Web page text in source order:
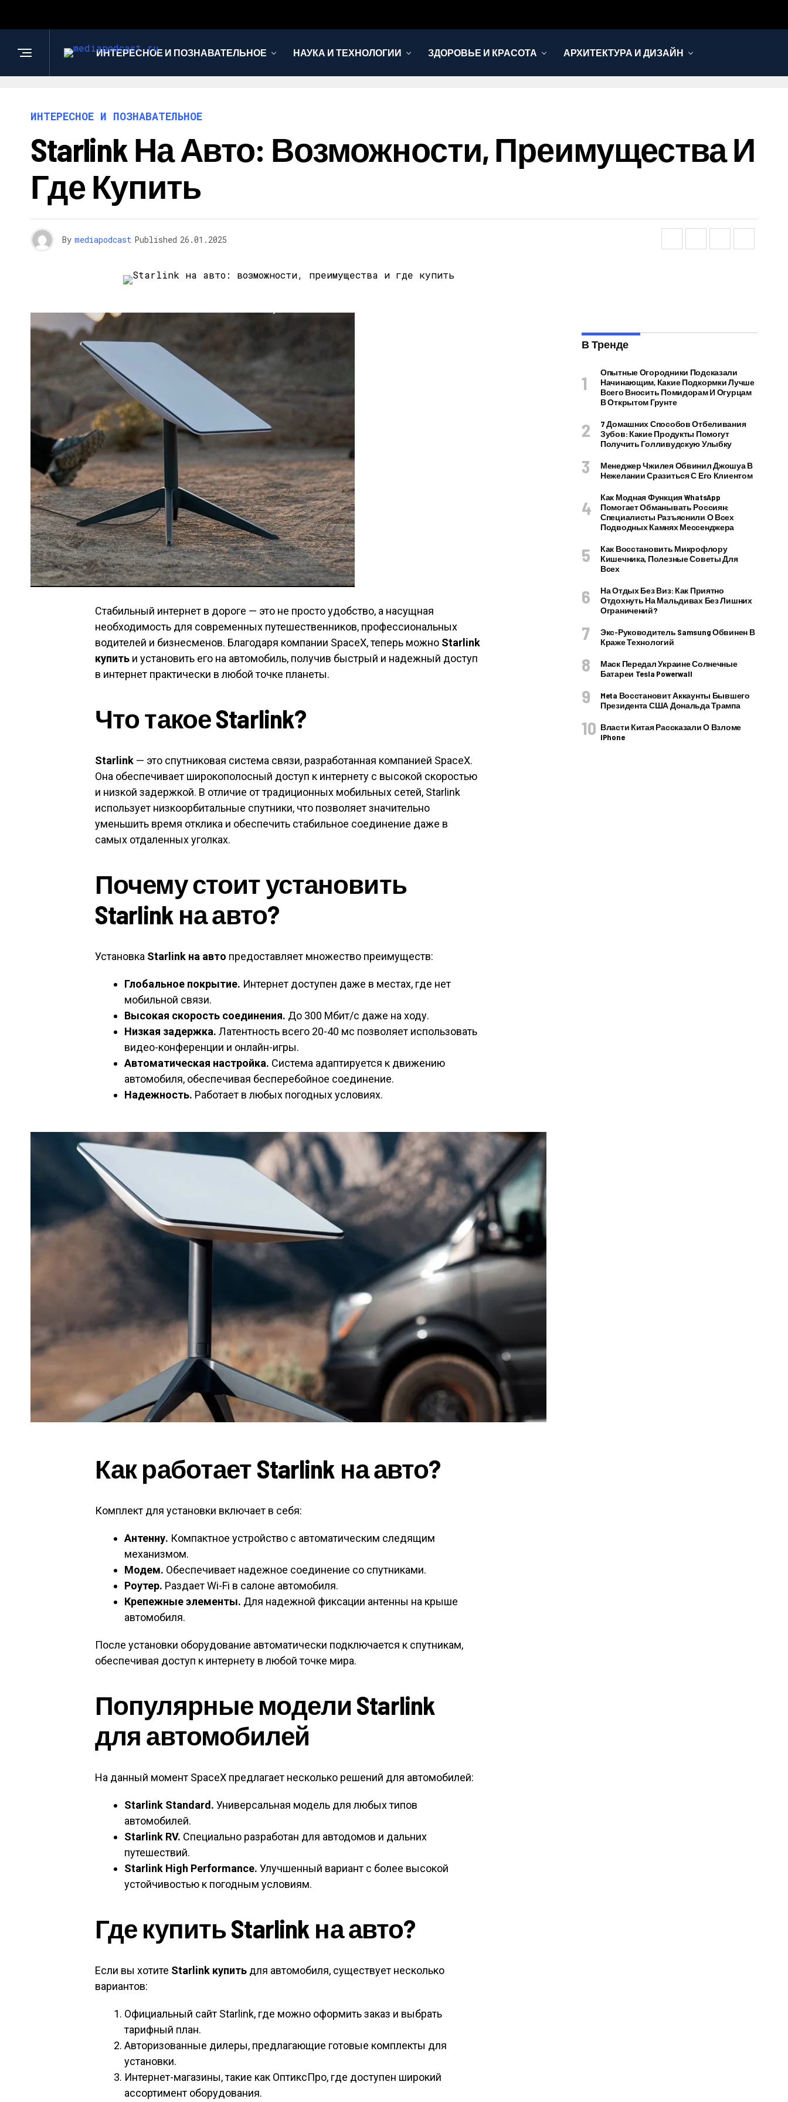
ИНТЕРЕСНОЕ И ПОЗНАВАТЕЛЬНОЕ НАУКА И ТЕХНОЛОГИИ ЗДОРОВЬЕ И КРАСОТА АРХИТЕКТУРА И ДИЗАЙН
ИНТЕРЕСНОЕ И ПОЗНАВАТЕЛЬНОЕ
Starlink На Авто: Возможности, Преимущества И
Где Купить
By mediapodcast Published 26.01.2025
Стабильный интернет в дороге — это не просто удобство, а насущная
необходимость для современных путешественников, профессиональных
водителей и бизнесменов. Благодаря компании SpaceX, теперь можно Starlink
купить и установить его на автомобиль, получив быстрый и надежный доступ
в интернет практически в любой точке планеты.
Что такое Starlink?
Starlink — это спутниковая система связи, разработанная компанией SpaceX.
Она обеспечивает широкополосный доступ к интернету с высокой скоростью
и низкой задержкой. В отличие от традиционных мобильных сетей, Starlink
использует низкоорбитальные спутники, что позволяет значительно
уменьшить время отклика и обеспечить стабильное соединение даже в
самых отдаленных уголках.
Почему стоит установить
Starlink на авто?
Установка Starlink на авто предоставляет множество преимуществ:
Глобальное покрытие. Интернет доступен даже в местах, где нет
мобильной связи.
Высокая скорость соединения. До 300 Мбит/с даже на ходу.
Низкая задержка. Латентность всего 20-40 мс позволяет использовать
видео-конференции и онлайн-игры.
Автоматическая настройка. Система адаптируется к движению
автомобиля, обеспечивая бесперебойное соединение.
Надежность. Работает в любых погодных условиях.
Как работает Starlink на авто?
Комплект для установки включает в себя:
Антенну. Компактное устройство с автоматическим следящим
механизмом.
Модем. Обеспечивает надежное соединение со спутниками.
Роутер. Раздает Wi-Fi в салоне автомобиля.
Крепежные элементы. Для надежной фиксации антенны на крыше
автомобиля.
После установки оборудование автоматически подключается к спутникам,
обеспечивая доступ к интернету в любой точке мира.
Популярные модели Starlink
для автомобилей
На данный момент SpaceX предлагает несколько решений для автомобилей:
Starlink Standard. Универсальная модель для любых типов
автомобилей.
Starlink RV. Специально разработан для автодомов и дальних
путешествий.
Starlink High Performance. Улучшенный вариант с более высокой
устойчивостью к погодным условиям.
Где купить Starlink на авто?
Если вы хотите Starlink купить для автомобиля, существует несколько
вариантов:
Официальный сайт Starlink, где можно оформить заказ и выбрать
тарифный план.
Авторизованные дилеры, предлагающие готовые комплекты для
установки.
Интернет-магазины, такие как ОптиксПро, где доступен широкий
ассортимент оборудования.
В Тренде
Опытные Огородники Подсказали
Начинающим, Какие Подкормки Лучше
Всего Вносить Помидорам И Огурцам
В Открытом Грунте
7 Домашних Способов Отбеливания
Зубов: Какие Продукты Помогут
Получить Голливудскую Улыбку
Менеджер Чжилея Обвинил Джошуа В
Нежелании Сразиться С Его Клиентом
Как Модная Функция WhatsApp
Помогает Обманывать Россиян:
Специалисты Разъяснили О Всех
Подводных Камнях Мессенджера
Как Восстановить Микрофлору
Кишечника, Полезные Советы Для
Всех
На Отдых Без Виз: Как Приятно
Отдохнуть На Мальдивах Без Лишних
Ограничений?
Экс-Руководитель Samsung Обвинен В
Краже Технологий
Маск Передал Украине Солнечные
Батареи Tesla Powerwall
Meta Восстановит Аккаунты Бывшего
Президента США Дональда Трампа
Власти Китая Рассказали О Взломе
IPhone